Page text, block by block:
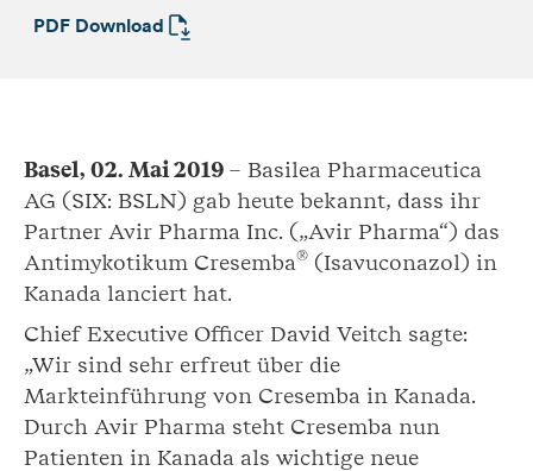
PDF Download
Basel, 02. Mai 2019 – Basilea Pharmaceutica
AG (SIX: BSLN) gab heute bekannt, dass ihr
Partner Avir Pharma Inc. („Avir Pharma“) das
Antimykotikum Cresemba® (Isavuconazol) in
Kanada lanciert hat.
Chief Executive Officer David Veitch sagte:
„Wir sind sehr erfreut über die
Markteinführung von Cresemba in Kanada.
Durch Avir Pharma steht Cresemba nun
Patienten in Kanada als wichtige neue